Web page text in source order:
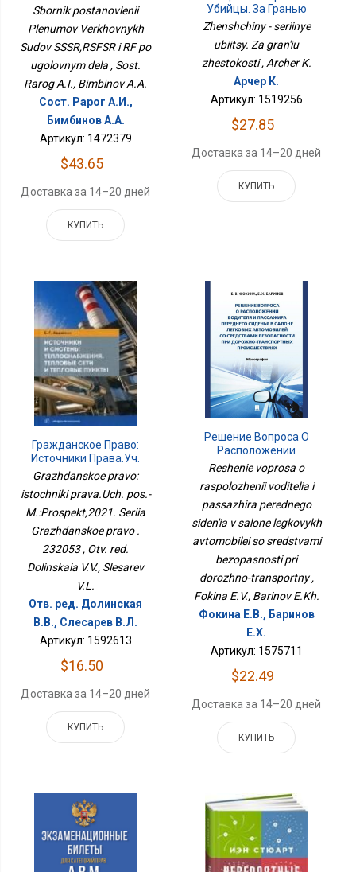
Судов СССР,РСФСР И РФ
По Уголовным Дела
Sbornik postanovlenii
Plenumov Verkhovnykh
Sudov SSSR,RSFSR i RF po
ugolovnym dela , Sost.
Rarog A.I., Bimbinov A.A.
Сост. Рарог А.И.,
Бимбинов А.А.
Артикул: 1472379
$43.65
Доставка за 14–20 дней
КУПИТЬ
Убийцы. За Гранью
Жестокости
Zhenshchiny - seriinye
ubiitsy. Za gran'iu
zhestokosti , Archer K.
Арчер К.
Артикул: 1519256
$27.85
Доставка за 14–20 дней
КУПИТЬ
Гражданское Право:
Источники Права.Уч.
Пос.-М.:Проспект,2021.
Серия Гражданское
Право . 232053
Grazhdanskoe pravo:
istochniki prava.Uch. pos.-
M.:Prospekt,2021. Seriia
Grazhdanskoe pravo .
232053 , Otv. red.
Dolinskaia V.V., Slesarev
V.L.
Отв. ред. Долинская
В.В., Слесарев В.Л.
Артикул: 1592613
$16.50
Доставка за 14–20 дней
КУПИТЬ
Решение Вопроса О
Расположении
Водителя И Пассажира
Переднего Сиденья В
Салоне Легковых
Автомобилей Со
Средствами
Безопасности При
Дорожно-Транспортны
Reshenie voprosa o
raspolozhenii voditelia i
passazhira perednego
siden'ia v salone legkovykh
avtomobilei so sredstvami
bezopasnosti pri
dorozhno-transportny ,
Fokina E.V., Barinov E.Kh.
Фокина Е.В., Баринов
Е.Х.
Артикул: 1575711
$22.49
Доставка за 14–20 дней
КУПИТЬ